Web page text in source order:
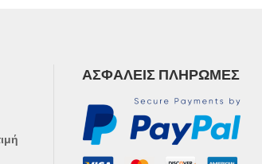
ΑΣΦΑΛΕΊΣ ΠΛΗΡΩΜΈΣ